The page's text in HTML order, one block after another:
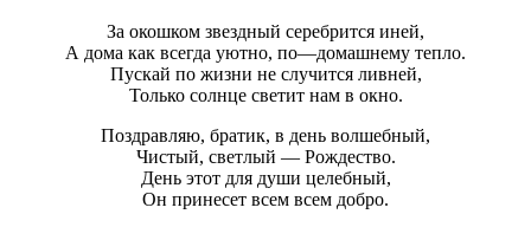
За окошком звездный серебрится иней,
А дома как всегда уютно, по—домашнему тепло.
Пускай по жизни не случится ливней,
Только солнце светит нам в окно.
Поздравляю, братик, в день волшебный,
Чистый, светлый — Рождество.
День этот для души целебный,
Он принесет всем всем добро.